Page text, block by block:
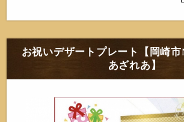
お祝いデザートプレート【岡崎
あざれあ】